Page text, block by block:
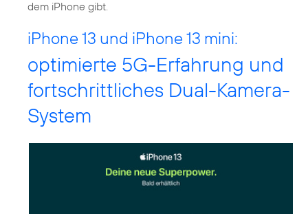
iPhone 13 und iPhone 13 mini:
optimierte 5G-Erfahrung und
fortschrittliches Dual-Kamera-
System